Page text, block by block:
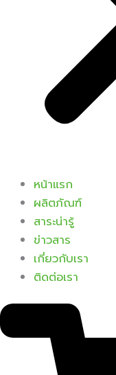
หน้าแรก
ผลิตภัณฑ์
สาระน่ารู้
ข่าวสาร
เกี่ยวกับเรา
ติดต่อเรา